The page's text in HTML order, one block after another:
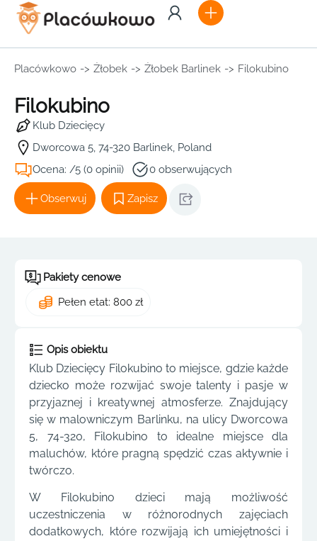
Placówkowo -> Żłobek -> Żłobek Barlinek -> Filokubino
Filokubino
Klub Dziecięcy
Dworcowa 5, 74-320 Barlinek, Poland
Ocena: /5 (0 opinii)
0 obserwujących
Obserwuj Zapisz
Pakiety cenowe
Pełen etat: 800 zł
Opis obiektu
Klub Dziecięcy Filokubino to miejsce, gdzie każde
dziecko może rozwijać swoje talenty i pasje w
przyjaznej i kreatywnej atmosferze. Znajdujący
się w malowniczym Barlinku, na ulicy Dworcowa
5, 74-320, Filokubino to idealne miejsce dla
maluchów, które pragną spędzić czas aktywnie i
twórczo.
W Filokubino dzieci mają możliwość
uczestniczenia w różnorodnych zajęciach
dodatkowych, które rozwijają ich umiejętności i